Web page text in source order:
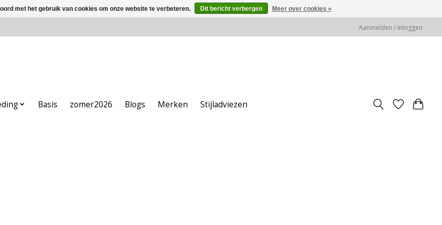
Aanmelden / Inloggen
Basis zomer2026 Blogs Merken Stijladviezen
met het gebruik van cookies om onze website te verbeteren. Dit bericht verbergen Meer over cookies »